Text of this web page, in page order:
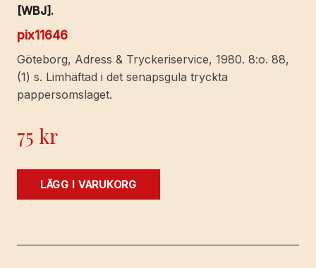
[WBJ].
pix11646
Göteborg, Adress & Tryckeriservice, 1980. 8:o. 88,
(1) s. Limhäftad i det senapsgula tryckta
pappersomslaget.
75 kr
Jernvägslinien
-
LÄGG I VARUKORG